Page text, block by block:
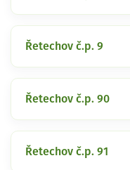
Řetechov č.p. 9
Řetechov č.p. 90
Řetechov č.p. 91